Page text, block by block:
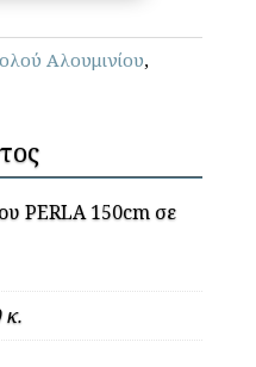
Αλουμινίου,
PERLA 150cm σε
κ.